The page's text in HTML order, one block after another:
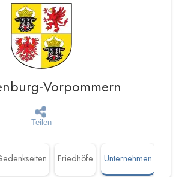
Teilen
Vorpommern
Friedhöfe Unternehmen